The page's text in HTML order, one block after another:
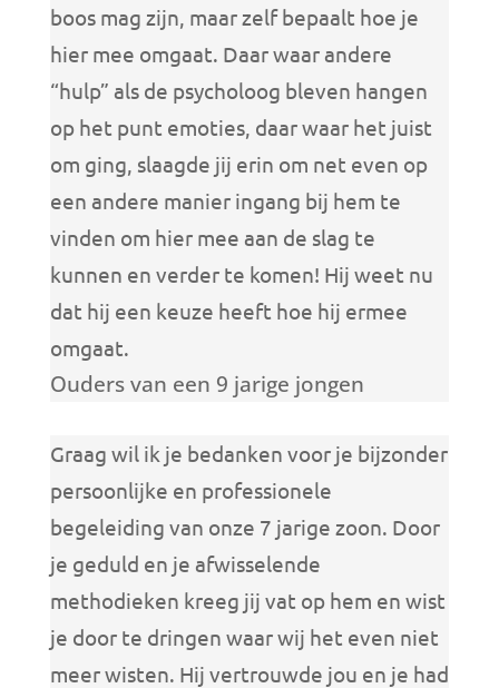
boos mag zijn, maar zelf bepaalt hoe je
hier mee omgaat. Daar waar andere
“hulp” als de psycholoog bleven hangen
op het punt emoties, daar waar het juist
om ging, slaagde jij erin om net even op
een andere manier ingang bij hem te
vinden om hier mee aan de slag te
kunnen en verder te komen! Hij weet nu
dat hij een keuze heeft hoe hij ermee
omgaat.
Ouders van een 9 jarige jongen
Graag wil ik je bedanken voor je bijzonder
persoonlijke en professionele
begeleiding van onze 7 jarige zoon. Door
je geduld en je afwisselende
methodieken kreeg jij vat op hem en wist
je door te dringen waar wij het even niet
meer wisten. Hij vertrouwde jou en je had